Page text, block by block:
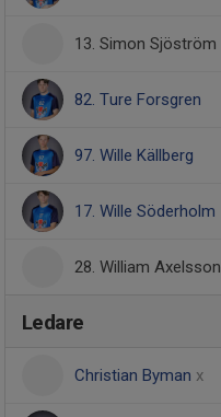
13. Simon Sjöström
82. Ture Forsgren
97. Wille Källberg
17. Wille Söderholm
28. William Axelsson
Ledare
Christian Byman x